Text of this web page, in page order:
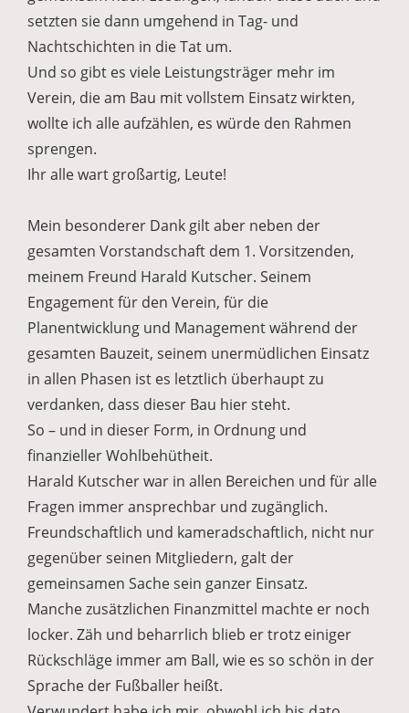
setzten sie dann umgehend in Tag- und
Nachtschichten in die Tat um.
Und so gibt es viele Leistungsträger mehr im
Verein, die am Bau mit vollstem Einsatz wirkten,
wollte ich alle aufzählen, es würde den Rahmen
sprengen.
Ihr alle wart großartig, Leute!
Mein besonderer Dank gilt aber neben der
gesamten Vorstandschaft dem 1. Vorsitzenden,
meinem Freund Harald Kutscher. Seinem
Engagement für den Verein, für die
Planentwicklung und Management während der
gesamten Bauzeit, seinem unermüdlichen Einsatz
in allen Phasen ist es letztlich überhaupt zu
verdanken, dass dieser Bau hier steht.
So – und in dieser Form, in Ordnung und
finanzieller Wohlbehütheit.
Harald Kutscher war in allen Bereichen und für alle
Fragen immer ansprechbar und zugänglich.
Freundschaftlich und kameradschaftlich, nicht nur
gegenüber seinen Mitgliedern, galt der
gemeinsamen Sache sein ganzer Einsatz.
Manche zusätzlichen Finanzmittel machte er noch
locker. Zäh und beharrlich blieb er trotz einiger
Rückschläge immer am Ball, wie es so schön in der
Sprache der Fußballer heißt.